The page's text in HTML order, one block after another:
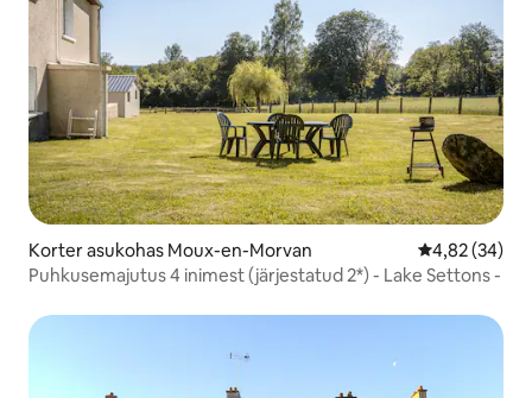
Korter asukohas Moux-en-Morvan Keskmine
4,82 (34)
Puhkusemajutus 4 inimest (järjestatud 2*) - Lake Settons -